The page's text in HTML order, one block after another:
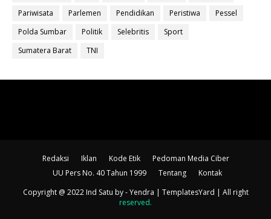
Pariwisata
Parlemen Pendidikan Peristiwa
Pessel
Polda Sumbar
Politik Selebritis
Sport
Sumatera Barat
TNI
Redaksi Iklan Kode Etik
Pedoman Media Ciber
UU Pers No. 40 Tahun 1999
Tentang
Kontak
Copyright @ 2022 Ind Satu by - Yendra | TemplatesYard | All right
reserved.